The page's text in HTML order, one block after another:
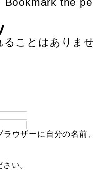
ることはありま
ウザーに自分の名前
い。